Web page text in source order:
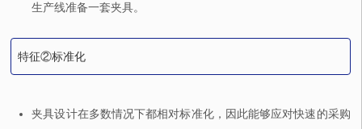
生产线准备一套夹具。
特征②标准化
夹具设计在多数情况下都相对标准化，因此能够应对快速的采购